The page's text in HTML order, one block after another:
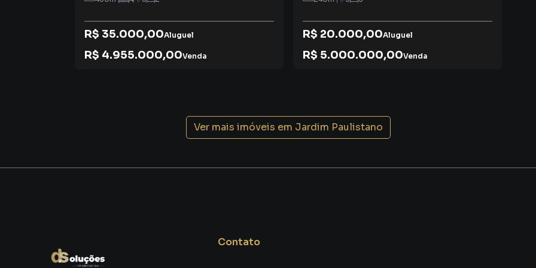
R$ 35.000,00Aluguel
R$ 4.955.000,00Venda
R$ 20.000,00Aluguel
R$ 5.000.000,00Venda
Ver mais imóveis em Jardim Paulistano
Contato